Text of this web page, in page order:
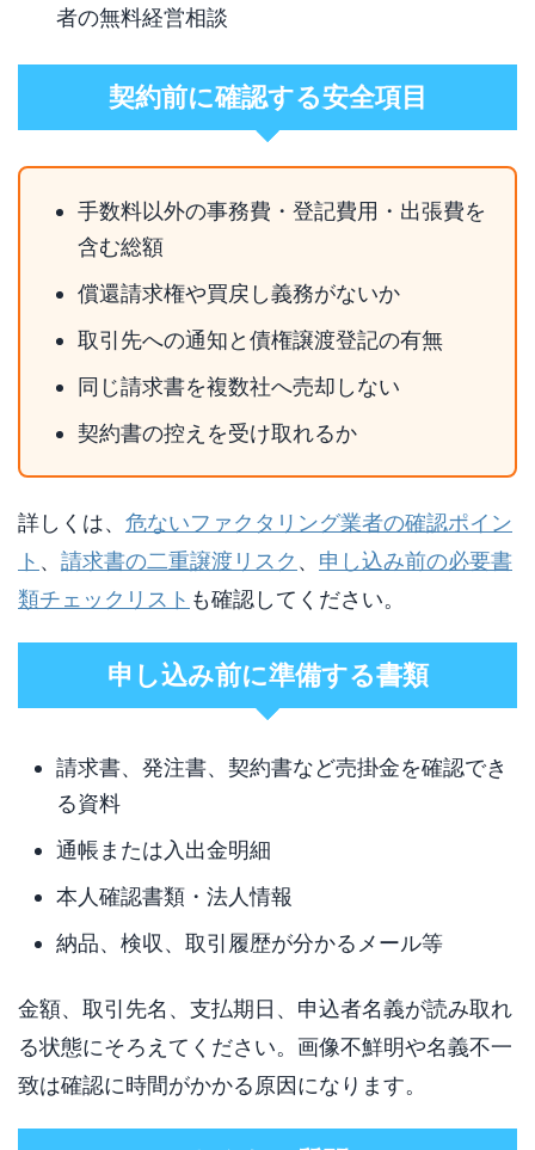
者の無料経営相談
契約前に確認する安全項目
手数料以外の事務費・登記費用・出張費を
含む総額
償還請求権や買戻し義務がないか
取引先への通知と債権譲渡登記の有無
同じ請求書を複数社へ売却しない
契約書の控えを受け取れるか
詳しくは、 危ないファクタリング業者の確認ポイン
ト 、 請求書の二重譲渡リスク 、 申し込み前の必要書
類チェックリスト も確認してください。
申し込み前に準備する書類
請求書、発注書、契約書など売掛金を確認でき
る資料
通帳または入出金明細
本人確認書類・法人情報
納品、検収、取引履歴が分かるメール等
金額、取引先名、支払期日、申込者名義が読み取れ
る状態にそろえてください。画像不鮮明や名義不一
致は確認に時間がかかる原因になります。